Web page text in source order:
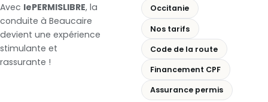
Avec lePERMISLIBRE, la
conduite à Beaucaire
devient une expérience
stimulante et
rassurante !
Occitanie
Nos tarifs
Code de la route
Financement CPF
Assurance permis